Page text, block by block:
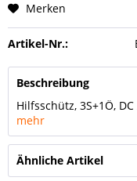
Merken
Artikel-Nr.:
Beschreibung
Hilfsschütz, 3S+1Ö,
mehr
Ähnliche Artikel